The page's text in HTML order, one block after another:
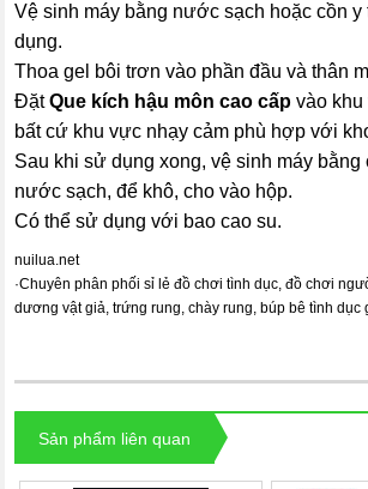
Vệ sinh máy bằng nước sạch hoặc cồn
dụng.
Thoa gel bôi trơn vào phần đầu và thân
ĐặtQue kích hậu môn cao cấp vào
bất cứ khu vực nhạy cảm phù hợp với
Sau khi sử dụng xong, vệ sinh máy bằng
nước sạch, để khô, cho vào hộp.
Có thể sử dụng với bao cao su.
nuilua.net
·Chuyên phân phối sỉ lẻ đồ chơi tình dục, đồ chơi
dương vật giả, trứng rung, chày rung, búp bê tình dục
Sản phẩm liên quan